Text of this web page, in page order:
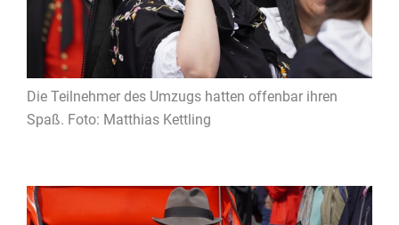
Die Teilnehmer des Umzugs hatten offenbar ihren
Spaß. Foto: Matthias Kettling